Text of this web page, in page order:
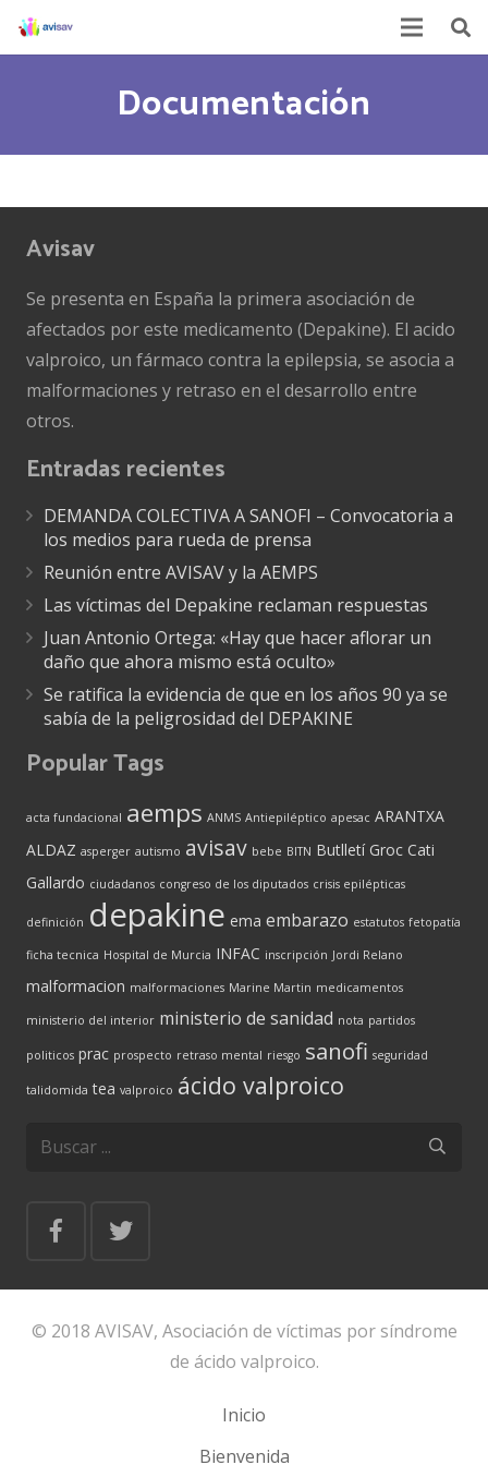
Documentación
Avisav
Se presenta en España la primera asociación de
afectados por este medicamento (Depakine). El acido
valproico, un fármaco contra la epilepsia, se asocia a
malformaciones y retraso en el desarrollo entre
otros.
Entradas recientes
DEMANDA COLECTIVA A SANOFI – Convocatoria a
los medios para rueda de prensa
Reunión entre AVISAV y la AEMPS
Las víctimas del Depakine reclaman respuestas
Juan Antonio Ortega: «Hay que hacer aflorar un
daño que ahora mismo está oculto»
Se ratifica la evidencia de que en los años 90 ya se
sabía de la peligrosidad del DEPAKINE
Popular Tags
acta fundacional aemps ANMS Antiepiléptico apesac ARANTXA
ALDAZ asperger autismo avisav bebe BITN Butlletí Groc Cati
Gallardo ciudadanos congreso de los diputados crisis epilépticas
definición depakine ema embarazo estatutos fetopatía
ficha tecnica Hospital de Murcia INFAC inscripción Jordi Relano
malformacion malformaciones Marine Martin medicamentos
ministerio del interior ministerio de sanidad nota partidos
politicos prac prospecto retraso mental riesgo sanofi seguridad
talidomida tea valproico ácido valproico
© 2018 AVISAV, Asociación de víctimas por síndrome
de ácido valproico.
Inicio
Bienvenida